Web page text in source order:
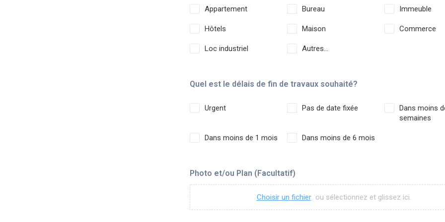
Appartement Bureau Immeuble
Hôtels Maison Commerce
Loc industriel Autres...
Quel est le délais de fin de travaux souhaité?
Urgent Pas de date fixée
Dans moins
semaines
Dans moins de 1 mois Dans moins de 6 mois
Photo et/ou Plan (Facultatif)
Choisir un fichier ou sélectionnez et glissez ici.